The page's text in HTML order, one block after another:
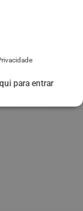
para entrar